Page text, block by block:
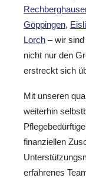
Göppingen,
Lorch – wir
nicht nur den
erstreckt sich
Mit unseren
weiterhin
finanziellen
erfahrenes